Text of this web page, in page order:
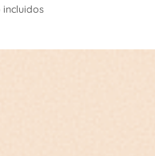
incluidos